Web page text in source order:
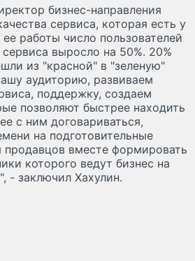
бизнес-направления
сервиса, которая есть у
работы число пользователей
выросло на 50%. 20%
из "красной" в "зеленую"
аудиторию, развиваем
поддержку, создаем
позволяют быстрее находить
с ним договариваться,
на подготовительные
вместе формировать
которого ведут бизнес на
- заключил Хахулин.